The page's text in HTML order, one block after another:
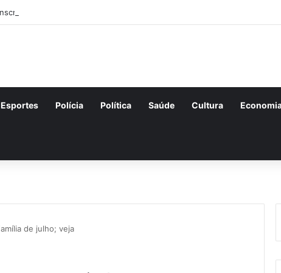
para o concurso Unificado do Piauí encerram amanhã
Esportes Polícia Política Saúde Cultura
de julho; veja